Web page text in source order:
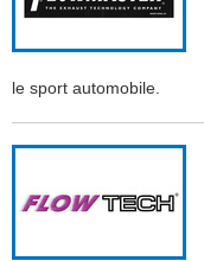
le sport automobile.